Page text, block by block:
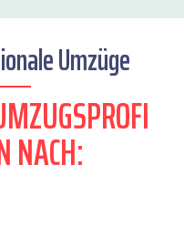
Umzüge
NACH: